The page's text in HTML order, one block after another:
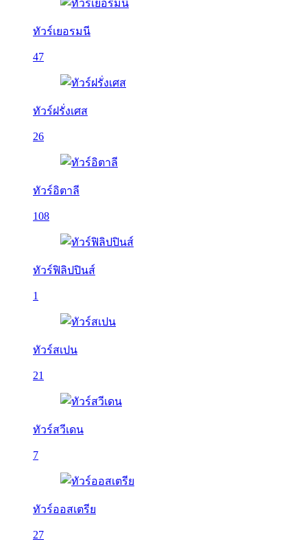
ทัวร์เยอรมนี
47
ทัวร์ฝรั่งเศส
26
ทัวร์อิตาลี
108
ทัวร์ฟิลิปปินส์
1
ทัวร์สเปน
21
ทัวร์สวีเดน
7
ทัวร์ออสเตรีย
27